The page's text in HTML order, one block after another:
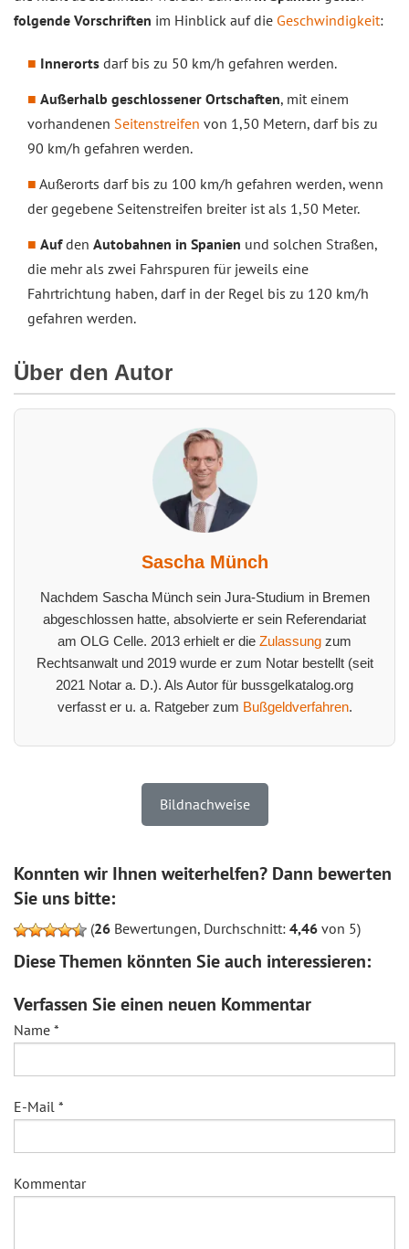
folgende Vorschriften im Hinblick auf die Geschwindigkeit:
Innerorts darf bis zu 50 km/h gefahren werden.
Außerhalb geschlossener Ortschaften, mit einem
vorhandenen Seitenstreifen von 1,50 Metern, darf bis zu
90 km/h gefahren werden.
Außerorts darf bis zu 100 km/h gefahren werden, wenn
der gegebene Seitenstreifen breiter ist als 1,50 Meter.
Aufden Autobahnen in Spanien und solchen Straßen,
die mehr als zwei Fahrspuren für jeweils eine
Fahrtrichtung haben, darf in der Regel bis zu 120 km/h
gefahren werden.
Über den Autor
Sascha Münch
Nachdem Sascha Münch sein Jura-Studium in Bremen
abgeschlossen hatte, absolvierte er sein Referendariat
am OLG Celle. 2013 erhielt er die Zulassung zum
Rechtsanwalt und 2019 wurde er zum Notar bestellt (seit
2021 Notar a. D.). Als Autor für bussgelkatalog.org
verfasst er u. a. Ratgeber zum Bußgeldverfahren.
Bildnachweise
Konnten wir Ihnen weiterhelfen? Dann bewerten
Sie uns bitte:
(26 Bewertungen, Durchschnitt: 4,46 von 5)
Diese Themen könnten Sie auch interessieren:
Verfassen Sie einen neuen Kommentar
Name *
E-Mail *
Kommentar